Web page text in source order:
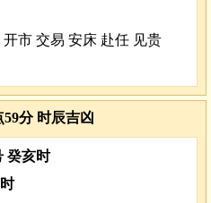
市 交易 安床 赴任 见贵
59分 时辰吉凶
癸亥时